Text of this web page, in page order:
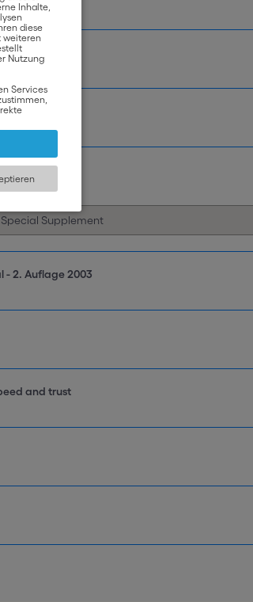
Inhalte,
diese
weiteren
Nutzung
Services
bei der
alle
Supplement
- 2. Auflage 2003
and trust